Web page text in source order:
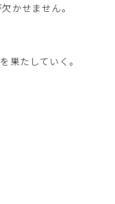
かせません。
果たしていく。